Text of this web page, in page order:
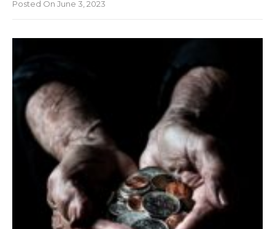
Posted On June 3, 2023